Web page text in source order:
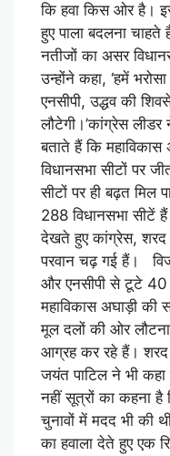
कि हवा किस ओर है।
हुए पाला बदलना
नतीजों का असर
उन्होंने कहा, ‘हमें
एनसीपी, उद्धव की
लौटेगी।’कांग्रेस
बताते हैं कि
विधानसभा सीटों पर
सीटों पर ही बढ़त मिल
288 विधानसभा सीटें
देखते हुए कांग्रेस, शरद
परवान चढ़ गई हैं।
और एनसीपी से टूटे 40
महाविकास अघाड़ी की
मूल दलों की ओर
आग्रह कर रहे हैं। शरद
जयंत पाटिल ने भी
नहीं सूत्रों का कहना
चुनावों में मदद भी की
का हवाला देते हुए एक